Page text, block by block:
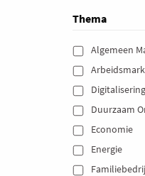
Thema
Algemeen
Duurzaam
Economie
Energie